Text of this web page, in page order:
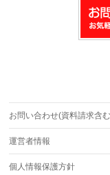
お問い合わせ(資料請求含む
運営者情報
個人情報保護方針